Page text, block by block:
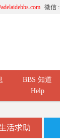
微信 :
BBS 知道
Help
活求助